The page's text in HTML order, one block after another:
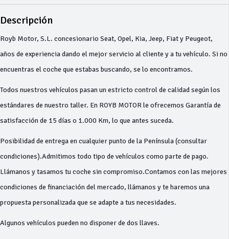
Descripción
Royb Motor, S.L. concesionario Seat, Opel, Kia, Jeep, Fiat y Peugeot,
años de experiencia dando el mejor servicio al cliente y a tu vehículo. Si no
encuentras el coche que estabas buscando, se lo encontramos.
Todos nuestros vehículos pasan un estricto control de calidad según los
estándares de nuestro taller. En ROYB MOTOR le ofrecemos Garantía de
satisfacción de 15 días o 1.000 Km, lo que antes suceda.
Posibilidad de entrega en cualquier punto de la Península (consultar
condiciones).Admitimos todo tipo de vehículos como parte de pago.
Llámanos y tasamos tu coche sin compromiso.Contamos con las mejores
condiciones de financiación del mercado, llámanos y te haremos una
propuesta personalizada que se adapte a tus necesidades.
Algunos vehículos pueden no disponer de dos llaves.